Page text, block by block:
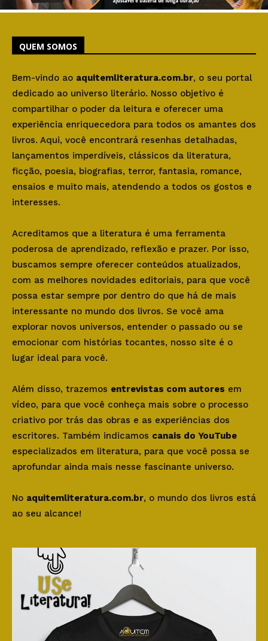
QUEM SOMOS
Bem-vindo ao aquitemliteratura.com.br, o seu portal
dedicado ao universo literário. Nosso objetivo é
compartilhar o poder da leitura e oferecer uma
experiência enriquecedora para todos os amantes dos
livros. Aqui, você encontrará resenhas detalhadas,
lançamentos imperdíveis, clássicos da literatura,
ficção, poesia, biografias, terror, fantasia, romance,
ensaios e muito mais, atendendo a todos os gostos e
interesses.
Acreditamos que a literatura é uma ferramenta
poderosa de aprendizado, reflexão e prazer. Por isso,
buscamos sempre oferecer conteúdos atualizados,
com as melhores novidades editoriais, para que você
possa estar sempre por dentro do que há de mais
interessante no mundo dos livros. Se você ama
explorar novos universos, entender o passado ou se
emocionar com histórias tocantes, nosso site é o
lugar ideal para você.
Além disso, trazemos entrevistas com autores em
vídeo, para que você conheça mais sobre o processo
criativo por trás das obras e as experiências dos
escritores. Também indicamos canais do YouTube
especializados em literatura, para que você possa se
aprofundar ainda mais nesse fascinante universo.
No aquitemliteratura.com.br, o mundo dos livros está
ao seu alcance!